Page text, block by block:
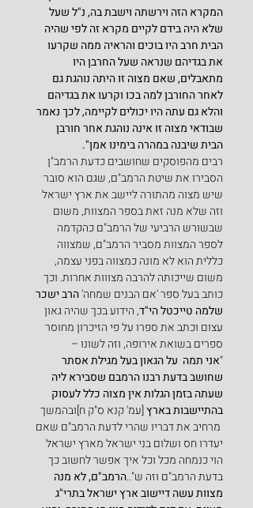
המקרא הזה וירשתה וישבת בה, נ"ל שעל
שלא היה בידם לקיים מקרא זה לפי שהיה
הבית חרב היו בוכים והראיה ממה שקרעו
את בגדיהם שנראה שעל החרבן היו
מתאבלים, שאם מצוה זו היתה נוהגת גם
לאחר החורבן למה בכו וקרעו את בגדיהם
והלא גם עתה היו יכולים לקיימה, לכך נאמר
שבודאי מצוה זו אינה נוהגת אחר חורבן
הבית שיבנה במהרה בימינו אמן".
רבים מהפוסקים שחושבים כדעת הרמב"ן
הסבירו את שיטת הרמב"ם, שגם הוא סובר
שיש מצוה מהתורה ליישב את ארץ ישראל
וזה שלא מנה זאת בספר המצוות, משום
שבשורש הרביעי של הרמב"ם כהקדמה
לספר המצוות מסביר הרמב"ם, שמצווה
כללית הוא לא מונה כמצווה בפני עצמה,
משום שייכותה להרבה מצווות אחרות. וכך
כותב בעל ספר 'אם הבנים שמחה' הרב ישכר
שלמה טייכטל הי"ד, הידוע בכך שהיה גאון
עצום וכתב את ספרו על פי הזיכרון מחוסר
ספרים בשואת אירופה, וזה לשונו –
"אני תמה  על הגאון בעל מגילת אסתר
שחושב בדעת רבנו הרמבם שסבירא ליה
שעתה בזמן הגלות אין מצוה כלל לעסוק
בהתיישבות בארץ [עמ' קנא ס"ק ח]ובהמשך
מרחיב את דבריו שהרי לדעת הרמב"ם שאם
יעדרו חס ושלום בני ישראל מארץ ישראל
הוי כנמחה מכל וכל איך אפשר לחשוב כך
בדעת הרמב"ם וזה ש"..הרמב"ם, לא מנה
מצוות עשה דיישוב ארץ ישראל בתרי"ג